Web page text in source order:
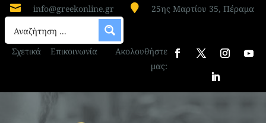
 info@greekonline.gr  25ης Μαρτίου 35, Πέραμα
Σχετικά Επικοινωνία
Ακολουθήστε
μας: